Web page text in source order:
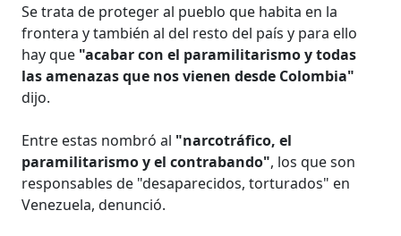
Se trata de proteger al pueblo que habita en la
frontera y también al del resto del país y para ello
hay que "acabar con el paramilitarismo y todas
las amenazas que nos vienen desde Colombia"
dijo.
Entre estas nombró al "narcotráfico, el
paramilitarismo y el contrabando", los que son
responsables de "desaparecidos, torturados" en
Venezuela, denunció.